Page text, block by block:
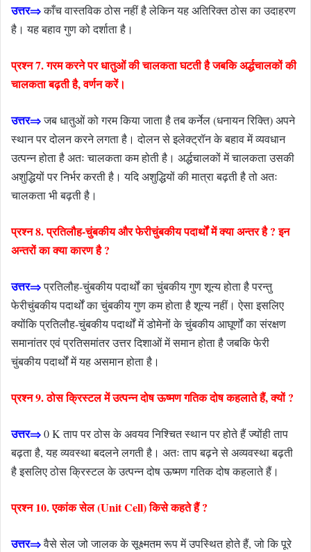
उत्तर⇒काँच वास्तविक ठोस नहीं है लेकिन यह अतिरिक्त ठोस का उदाहरण
है। यह बहाव गुण को दर्शाता है।
प्रश्न 7. गरम करने पर धातुओं की चालकता घटती है जबकि अर्द्धचालकों की
चालकता बढ़ती है, वर्णन करें।
उत्तर⇒जब धातुओं को गरम किया जाता है तब कर्नेल (धनायन रिक्ति) अपने
स्थान पर दोलन करने लगता है। दोलन से इलेक्ट्रॉन के बहाव में व्यवधान
उत्पन्न होता है अतः चालकता कम होती है। अर्द्धचालकों में चालकता उसकी
अशुद्धियों पर निर्भर करती है। यदि अशुद्धियों की मात्रा बढ़ती है तो अतः
चालकता भी बढ़ती है।
प्रश्न 8. प्रतिलौह-चुंबकीय और फेरीचुंबकीय पदार्थों में क्या अन्तर है ? इन
अन्तरों का क्या कारण है ?
उत्तर⇒प्रतिलौह-चुंबकीय पदार्थों का चुंबकीय गुण शून्य होता है परन्तु
फेरीचुंबकीय पदार्थों का चुंबकीय गुण कम होता है शून्य नहीं। ऐसा इसलिए
क्योंकि प्रतिलौह-चुंबकीय पदार्थों में डोमेनों के चुंबकीय आघूर्णों का संरक्षण
समानांतर एवं प्रतिसमांतर उत्तर दिशाओं में समान होता है जबकि फेरी
चुंबकीय पदार्थों में यह असमान होता है।
प्रश्न 9. ठोस क्रिस्टल में उत्पन्न दोष ऊष्मण गतिक दोष कहलाते हैं, क्यों ?
उत्तर⇒0 K ताप पर ठोस के अवयव निश्चित स्थान पर होते हैं ज्योंही ताप
बढ़ता है, यह व्यवस्था बदलने लगती है। अतः ताप बढ़ने से अव्यवस्था बढ़ती
है इसलिए ठोस क्रिस्टल के उत्पन्न दोष ऊष्मण गतिक दोष कहलाते हैं।
प्रश्न 10. एकांक सेल (Unit Cell) किसे कहते हैं ?
उत्तर⇒वैसे सेल जो जालक के सूक्ष्मतम रूप में उपस्थित होते हैं, जो कि पूरे